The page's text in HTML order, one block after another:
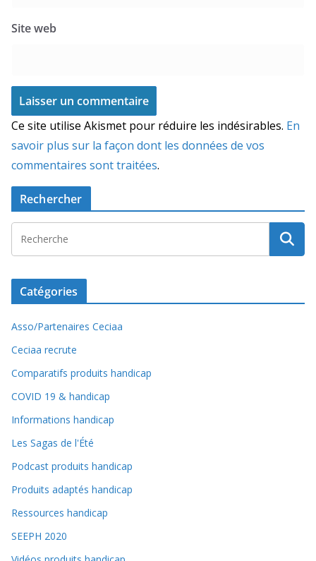
Site web
Ce site utilise Akismet pour réduire les indésirables. En
savoir plus sur la façon dont les données de vos
commentaires sont traitées.
Rechercher
Catégories
Asso/Partenaires Ceciaa
Ceciaa recrute
Comparatifs produits handicap
COVID 19 & handicap
Informations handicap
Les Sagas de l'Été
Podcast produits handicap
Produits adaptés handicap
Ressources handicap
SEEPH 2020